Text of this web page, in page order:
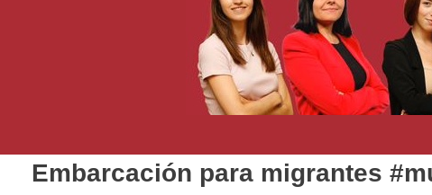
Embarcación para migrantes